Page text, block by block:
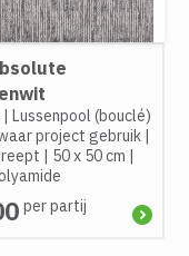
| Lussenpool (bouclé)
project gebruik|
| 50 x 50 cm |
per partij